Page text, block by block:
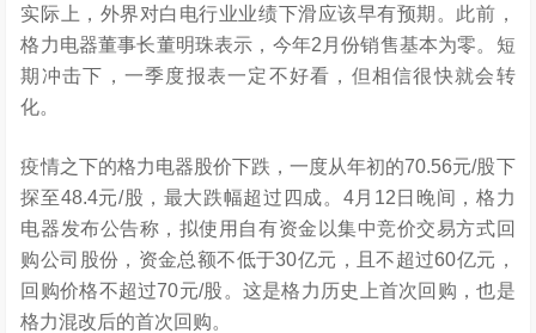
实际上，外界对白电行业业绩下滑应该早有预期。此前，
格力电器董事长董明珠表示，今年2月份销售基本为零。短
期冲击下，一季度报表一定不好看，但相信很快就会转
化。
疫情之下的格力电器股价下跌，一度从年初的70.56元/股下
探至48.4元/股，最大跌幅超过四成。4月12日晚间，格力
电器发布公告称，拟使用自有资金以集中竞价交易方式回
购公司股份，资金总额不低于30亿元，且不超过60亿元，
回购价格不超过70元/股。这是格力历史上首次回购，也是
格力混改后的首次回购。